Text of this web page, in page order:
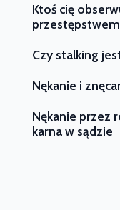
Ktoś cię
przestępstwem
Czy stalking
Nękanie i
Nękanie przez
karna w sądzie